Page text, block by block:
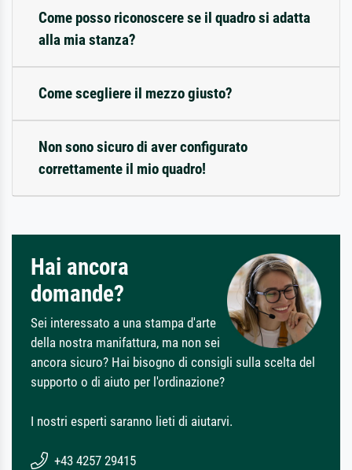
Come posso riconoscere se il quadro si adatta
alla mia stanza?
Come scegliere il mezzo giusto?
Non sono sicuro di aver configurato
correttamente il mio quadro!
Hai ancora
domande?
Sei interessato a una stampa d'arte
della nostra manifattura, ma non sei
ancora sicuro? Hai bisogno di consigli sulla scelta del
supporto o di aiuto per l'ordinazione?
I nostri esperti saranno lieti di aiutarvi.
+43 4257 29415